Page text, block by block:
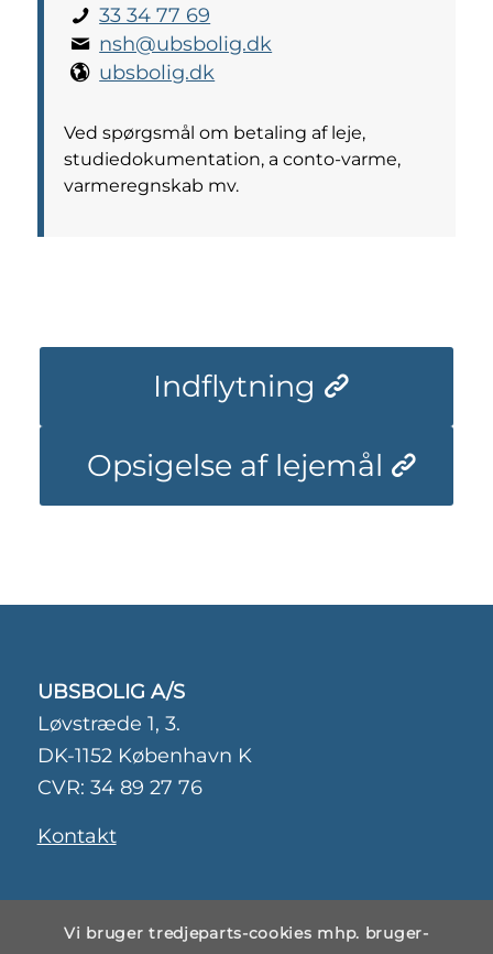
33 34 77 69
nsh@ubsbolig.dk
ubsbolig.dk
Ved spørgsmål om betaling af leje,
studiedokumentation, a conto-varme,
varmeregnskab mv.
Indflytning
Opsigelse af lejemål
UBSBOLIG A/S
Løvstræde 1, 3.
DK-1152 København K
CVR: 34 89 27 76
Kontakt
Persondatapolitik
Vi bruger tredjeparts-cookies mhp. bruger-